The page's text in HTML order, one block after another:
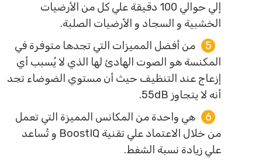
إلي حوالي 100 دقيقة علي كل من الأرضيات
الخشبية و السجاد و الأرضيات الصلبة.
من أفضل المميزات التي تجدها متوفرة في
المكنسة هو الصوت الهادئ لها الذي لا يُسبب أي
إزعاج عند التنظيف حيث أن مستوي الضوضاء تجد
أنه لا يتجاوز 55dB.
هي واحدة من المكانس المميزة التي تعمل
من خلال الاعتماد علي تقنية BoostIQ و تُساعد
علي زيادة نسبة الشفط.